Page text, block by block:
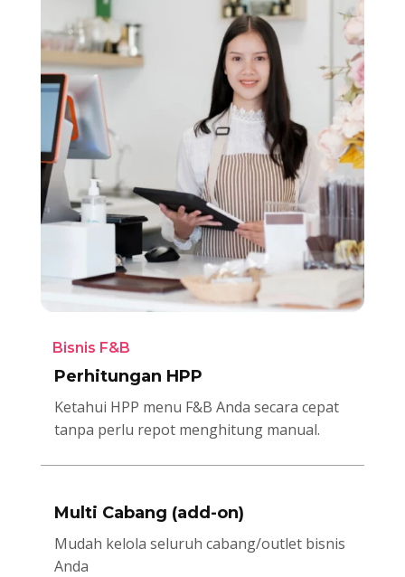
Bisnis F&B
Perhitungan HPP
Ketahui HPP menu F&B Anda secara cepat
tanpa perlu repot menghitung manual.
Multi Cabang (add-on)
Mudah kelola seluruh cabang/outlet bisnis
Anda